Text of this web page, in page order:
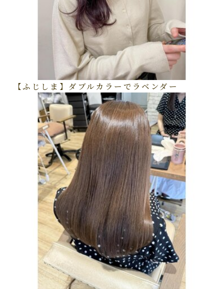
【ふじしま】ダブルカラーでラベンダー